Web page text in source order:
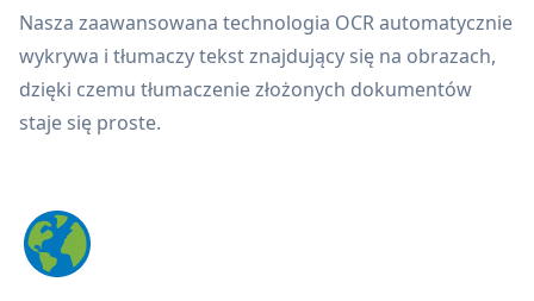
Nasza zaawansowana technologia OCR automatycznie
wykrywa i tłumaczy tekst znajdujący się na obrazach,
dzięki czemu tłumaczenie złożonych dokumentów
staje się proste.